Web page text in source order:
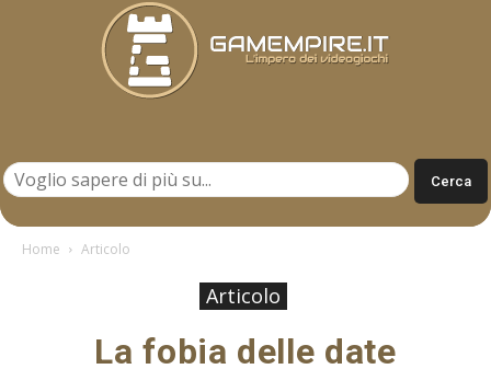
Home Articolo
Articolo
La fobia delle date